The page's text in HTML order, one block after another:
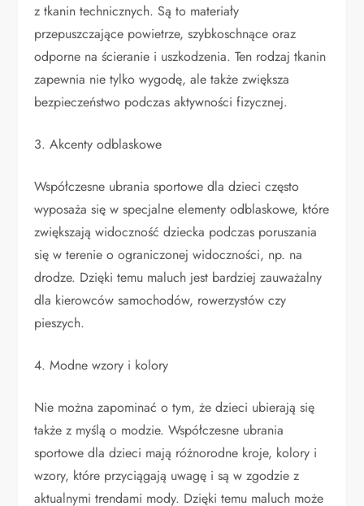
z tkanin technicznych. Są to materiały
przepuszczające powietrze, szybkoschnące oraz
odporne na ścieranie i uszkodzenia. Ten rodzaj tkanin
zapewnia nie tylko wygodę, ale także zwiększa
bezpieczeństwo podczas aktywności fizycznej.
3. Akcenty odblaskowe
Współczesne ubrania sportowe dla dzieci często
wyposaża się w specjalne elementy odblaskowe, które
zwiększają widoczność dziecka podczas poruszania
się w terenie o ograniczonej widoczności, np. na
drodze. Dzięki temu maluch jest bardziej zauważalny
dla kierowców samochodów, rowerzystów czy
pieszych.
4. Modne wzory i kolory
Nie można zapominać o tym, że dzieci ubierają się
także z myślą o modzie. Współczesne ubrania
sportowe dla dzieci mają różnorodne kroje, kolory i
wzory, które przyciągają uwagę i są w zgodzie z
aktualnymi trendami mody. Dzięki temu maluch może